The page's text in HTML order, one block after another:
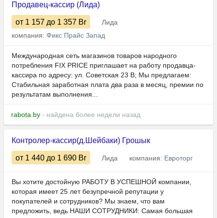
Продавец-кассир (Лида)
от 1 157 до 1 357 Br
Лида
компания: Фикс Прайс Запад
Международная сеть магазинов товаров народного
потребления FIX PRICE приглашает на работу продавца-
кассира по адресу: ул. Советская 23 В; Мы предлагаем:
Стабильная заработная плата два раза в месяц, премии по
результатам выполнения...
rabota.by - найдена более недели назад
Контролер-кассир(д.Шейбаки) Грошык
от 1 440 до 1 690 Br Лида компания: Евроторг
Вы хотите достойную РАБОТУ В УСПЕШНОЙ компании,
которая имеет 25 лет безупречной репутации у
покупателей и сотрудников? Мы знаем, что вам
предложить, ведь НАШИ СОТРУДНИКИ: Самая большая